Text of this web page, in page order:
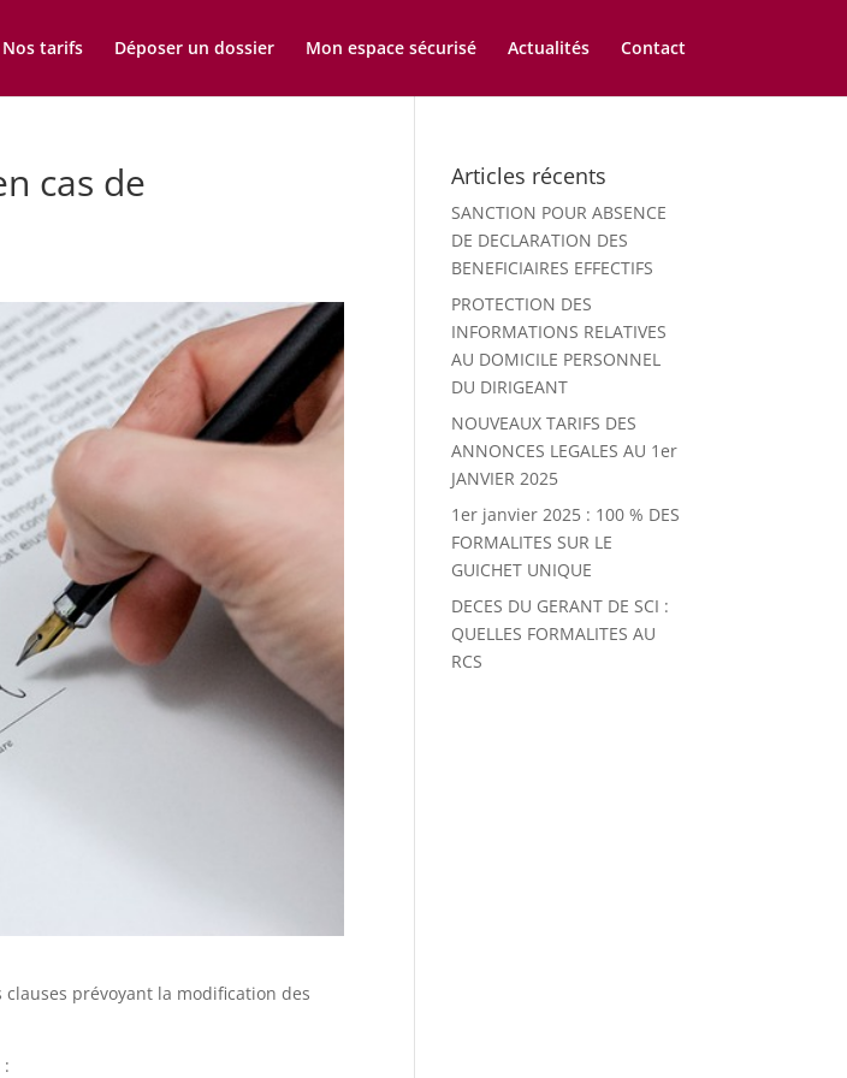
Nos tarifs Déposer un dossier Mon espace sécurisé Actualités Contact
cas de
clauses prévoyant la modification des
Articles récents
SANCTION POUR ABSENCE
DE DECLARATION DES
BENEFICIAIRES EFFECTIFS
PROTECTION DES
INFORMATIONS RELATIVES
AU DOMICILE PERSONNEL
DU DIRIGEANT
NOUVEAUX TARIFS DES
ANNONCES LEGALES AU 1er
JANVIER 2025
1er janvier 2025 : 100 % DES
FORMALITES SUR LE
GUICHET UNIQUE
DECES DU GERANT DE SCI :
QUELLES FORMALITES AU
RCS